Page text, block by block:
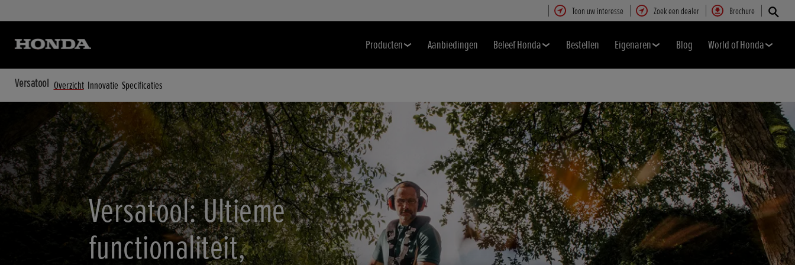
Toon uw interesse Zoek een dealer Brochure
Producten Aanbiedingen Beleef Honda Bestellen Eigenaren Blog World of Honda
Versatool Overzicht Innovatie Specificaties
Versatool: Ultieme
functionaliteit,